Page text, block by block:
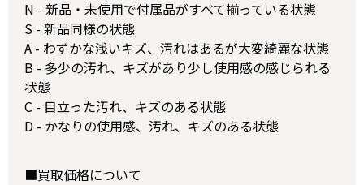
N - 新品・未使用で付属品がすべて揃っている状態
S - 新品同様の状態
A - わずかな浅いキズ、汚れはあるが大変綺麗な状態
B - 多少の汚れ、キズがあり少し使用感の感じられる
状態
C - 目立った汚れ、キズのある状態
D - かなりの使用感、汚れ、キズのある状態
■買取価格について